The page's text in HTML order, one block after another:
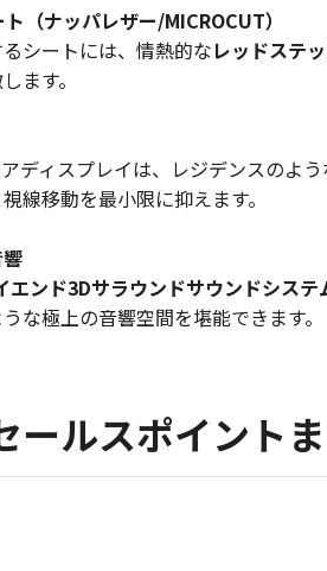
（ナッパレザー/MICROCUT）
シートには、情熱的なレッドステ
ます。
ディスプレイは、レジデンスのよ
線移動を最小限に抑えます。
ンド3Dサラウンドサウンドシステ
な極上の音響空間を堪能できます。
ールスポイント